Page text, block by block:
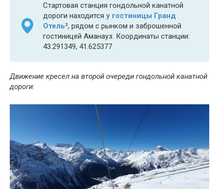
Стартовая станция гондольной канатной
дороги находится у гостиницы Гранд
Отель², рядом с рынком и заброшенной
гостиницей Аманауз. Координаты станции:
43.291349, 41.625377
Движение кресел на второй очереди гондольной канатной
дороги: